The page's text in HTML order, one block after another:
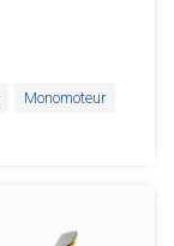
Monomoteur